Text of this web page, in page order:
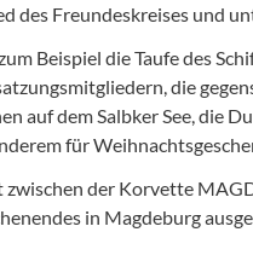
Freundeskreises und
Beispiel die Taufe des
die
auf dem Salbker See, die
für
der Korvette
in Magdeburg